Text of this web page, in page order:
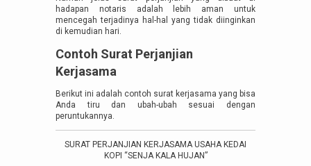
hadapan notaris adalah lebih aman untuk
mencegah terjadinya hal-hal yang tidak diinginkan
di kemudian hari.
Contoh Surat Perjanjian
Kerjasama
Berikut ini adalah contoh surat kerjasama yang bisa
Anda tiru dan ubah-ubah sesuai dengan
peruntukannya.
SURAT PERJANJIAN KERJASAMA USAHA KEDAI
KOPI “SENJA KALA HUJAN”